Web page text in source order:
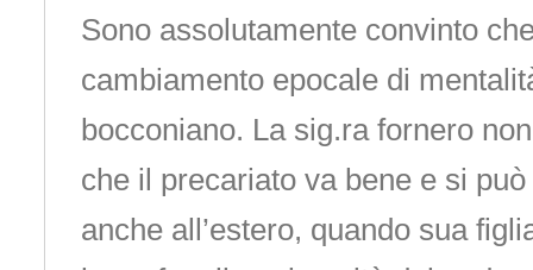
Sono assolutamente convinto
cambiamento epocale di
bocconiano. La sig.ra fornero
che il precariato va bene e si
anche all’estero, quando sua